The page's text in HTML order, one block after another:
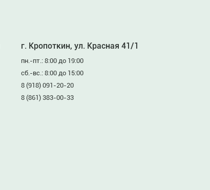
г. Кропоткин, ул. Красная 41/1
пн.-пт.: 8:00 до 19:00
сб.-вс.: 8:00 до 15:00
8 (918) 091-20-20
8 (861) 383-00-33